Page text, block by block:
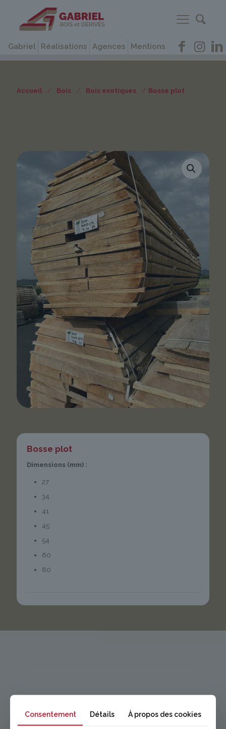
Gabriel Réalisations Agences Mentions
Accueil / Bois / Bois exotiques / Bosse plot
Bosse plot
Dimensions (mm) :
27
34
41
45
54
60
80
Consentement Détails À propos des cookies